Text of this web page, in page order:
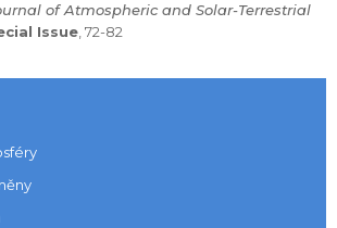
of Atmospheric and Solar-Terrestrial
Issue, 72-82